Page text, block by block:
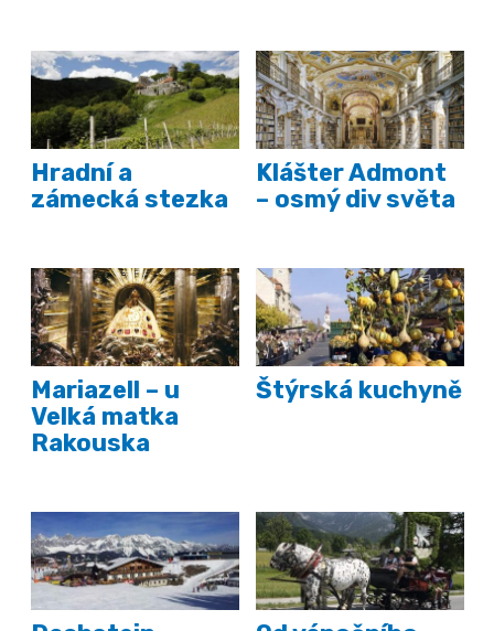
Hradní a
zámecká stezka
Klášter Admont
– osmý div světa
Mariazell – u
Velká matka
Rakouska
Štýrská kuchyně